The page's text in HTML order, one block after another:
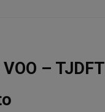
– TJDFT